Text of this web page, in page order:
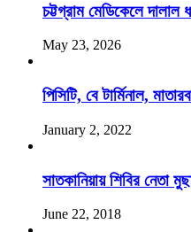
চট্টগ্রাম মেডিকেলে দালাল
May 23, 2026
পিসিটি, বে টার্মিনাল,
January 2, 2022
সাতকানিয়ায় শিবির নেতা
June 22, 2018